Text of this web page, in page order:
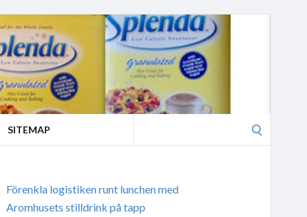
SITEMAP
Förenkla logistiken runt lunchen med
Aromhusets stilldrink på tapp